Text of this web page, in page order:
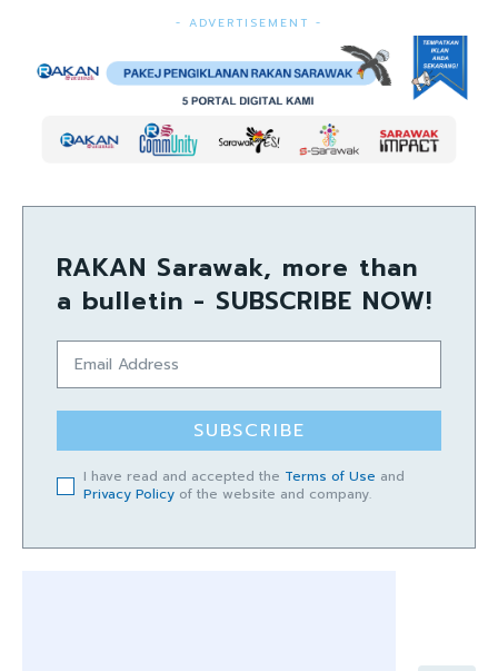
- ADVERTISEMENT -
RAKAN Sarawak, more than
a bulletin - SUBSCRIBE NOW!
SUBSCRIBE
I have read and accepted the Terms of Use and
Privacy Policy of the website and company.